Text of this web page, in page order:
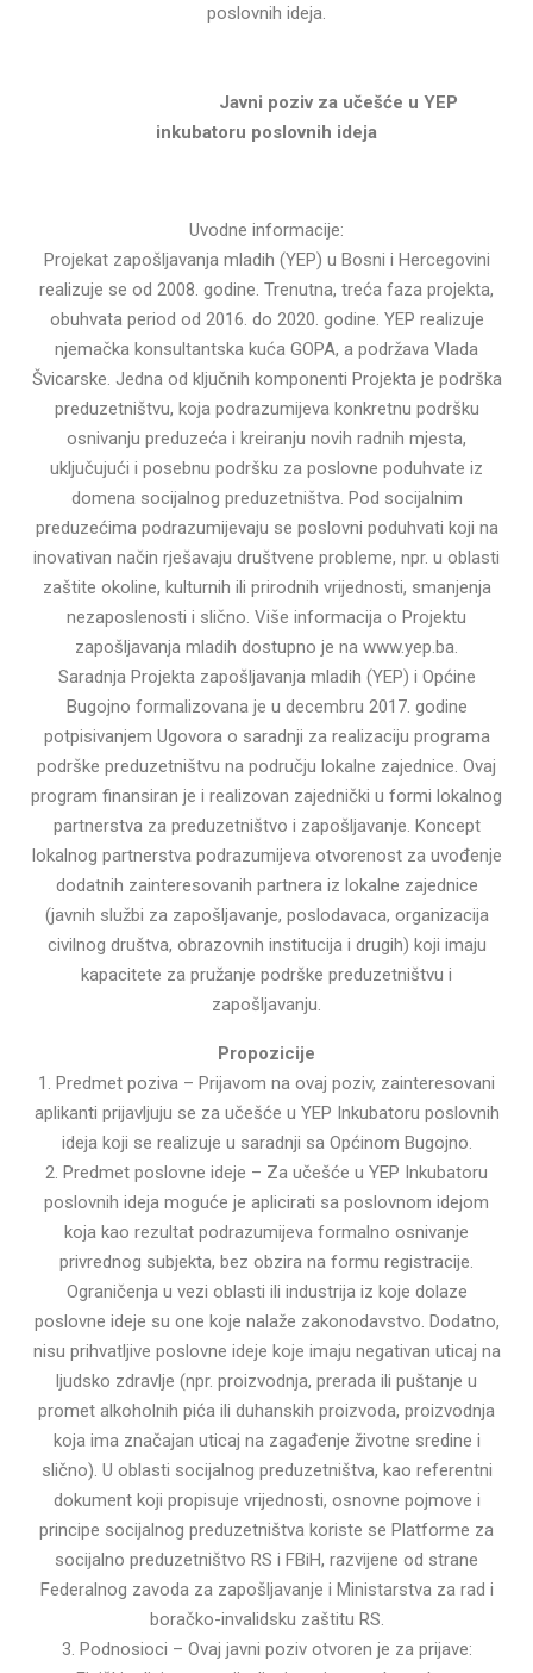
poslovnih ideja.
Javni poziv za učešće u YEP
inkubatoru poslovnih ideja
Uvodne informacije:
Projekat zapošljavanja mladih (YEP) u Bosni i Hercegovini
realizuje se od 2008. godine. Trenutna, treća faza projekta,
obuhvata period od 2016. do 2020. godine. YEP realizuje
njemačka konsultantska kuća GOPA, a podržava Vlada
Švicarske. Jedna od ključnih komponenti Projekta je podrška
preduzetništvu, koja podrazumijeva konkretnu podršku
osnivanju preduzeća i kreiranju novih radnih mjesta,
uključujući i posebnu podršku za poslovne poduhvate iz
domena socijalnog preduzetništva. Pod socijalnim
preduzećima podrazumijevaju se poslovni poduhvati koji na
inovativan način rješavaju društvene probleme, npr. u oblasti
zaštite okoline, kulturnih ili prirodnih vrijednosti, smanjenja
nezaposlenosti i slično. Više informacija o Projektu
zapošljavanja mladih dostupno je na www.yep.ba.
Saradnja Projekta zapošljavanja mladih (YEP) i Općine
Bugojno formalizovana je u decembru 2017. godine
potpisivanjem Ugovora o saradnji za realizaciju programa
podrške preduzetništvu na području lokalne zajednice. Ovaj
program finansiran je i realizovan zajednički u formi lokalnog
partnerstva za preduzetništvo i zapošljavanje. Koncept
lokalnog partnerstva podrazumijeva otvorenost za uvođenje
dodatnih zainteresovanih partnera iz lokalne zajednice
(javnih službi za zapošljavanje, poslodavaca, organizacija
civilnog društva, obrazovnih institucija i drugih) koji imaju
kapacitete za pružanje podrške preduzetništvu i
zapošljavanju.
Propozicije
1. Predmet poziva – Prijavom na ovaj poziv, zainteresovani
aplikanti prijavljuju se za učešće u YEP Inkubatoru poslovnih
ideja koji se realizuje u saradnji sa Općinom Bugojno.
2. Predmet poslovne ideje – Za učešće u YEP Inkubatoru
poslovnih ideja moguće je aplicirati sa poslovnom idejom
koja kao rezultat podrazumijeva formalno osnivanje
privrednog subjekta, bez obzira na formu registracije.
Ograničenja u vezi oblasti ili industrija iz koje dolaze
poslovne ideje su one koje nalaže zakonodavstvo. Dodatno,
nisu prihvatljive poslovne ideje koje imaju negativan uticaj na
ljudsko zdravlje (npr. proizvodnja, prerada ili puštanje u
promet alkoholnih pića ili duhanskih proizvoda, proizvodnja
koja ima značajan uticaj na zagađenje životne sredine i
slično). U oblasti socijalnog preduzetništva, kao referentni
dokument koji propisuje vrijednosti, osnovne pojmove i
principe socijalnog preduzetništva koriste se Platforme za
socijalno preduzetništvo RS i FBiH, razvijene od strane
Federalnog zavoda za zapošljavanje i Ministarstva za rad i
boračko-invalidsku zaštitu RS.
3. Podnosioci – Ovaj javni poziv otvoren je za prijave: